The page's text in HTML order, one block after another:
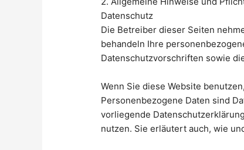
Datenschutz
Die Betreiber dieser Seiten
behandeln Ihre
Datenschutzvorschriften sowie
Wenn Sie diese Website
Personenbezogene Daten sind
vorliegende
nutzen. Sie erläutert auch, wie